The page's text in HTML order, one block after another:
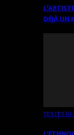
DÉJÀ UN
TEXTES